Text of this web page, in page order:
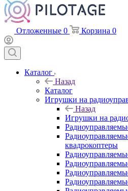
Отложенные 0 Корзина 0
Каталог
Назад
Каталог
Игрушки на
Назад
Игрушки на
квадрокоптеры